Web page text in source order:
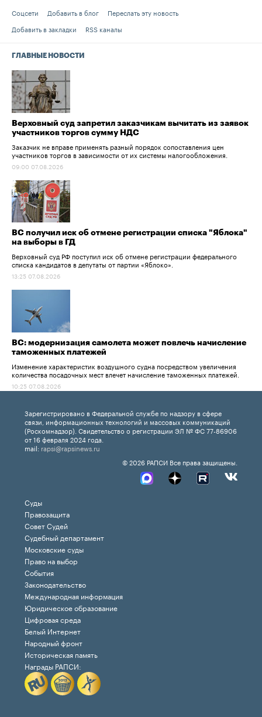
Соцсети Добавить в блог
Переслать эту новость
Добавить в закладки
RSS каналы
ГЛАВНЫЕ НОВОСТИ
Верховный суд запретил заказчикам вычитать из заявок
участников торгов сумму НДС
Заказчик не вправе применять разный порядок сопоставления цен
участников торгов в зависимости от их системы налогообложения.
09:00 07.08.2026
ВС получил иск об отмене регистрации списка "Яблока"
на выборы в ГД
Верховный суд РФ поступил иск об отмене регистрации федерального
списка кандидатов в депутаты от партии «Яблоко».
13:25 07.08.2026
ВС: модернизация самолета может повлечь начисление
таможенных платежей
Изменение характеристик воздушного судна посредством увеличения
количества посадочных мест влечет начисление таможенных платежей.
10:25 07.08.2026
Зарегистрировано в Федеральной службе по надзору в сфере
связи, информационных технологий и массовых коммуникаций
(Роскомнадзор). Свидетельство о регистрации ЭЛ № ФС 77-86906
от 16 февраля 2024 года.
mail: rapsi@rapsinews.ru
© 2026 РАПСИ Все права защищены.
Суды
Правозащита
Совет Судей
Судебный департамент
Московские суды
Право на выбор
События
Законодательство
Международная информация
Юридическое образование
Цифровая среда
Белый Интернет
Народный фронт
Историческая память
Награды РАПСИ: